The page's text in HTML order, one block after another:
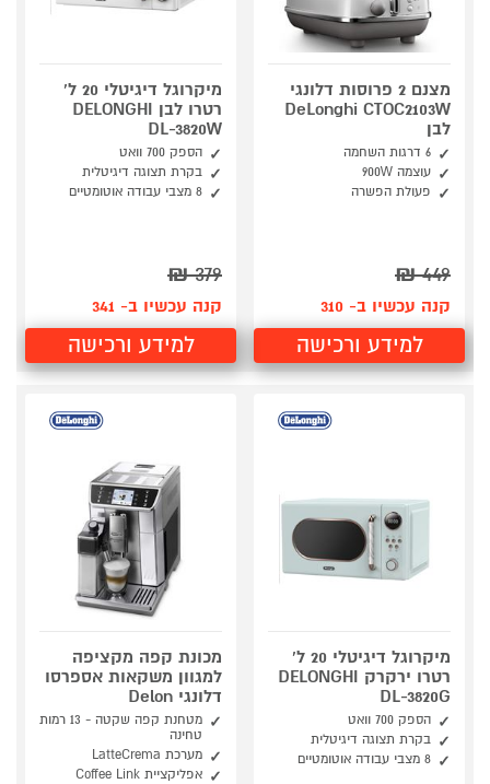
מצנם 2 פרוסות דלונגי
DeLonghi CTOC2103W
לבן
6 דרגות השחמה
עוצמה 900W
פעולת הפשרה
449
₪
קנה עכשיו ב- 310
למידע ורכישה
מיקרוגל דיגיטלי 20 ל'
רטרו לבן DELONGHI
DL-3820W
הספק 700 וואט
בקרת תצוגה דיגיטלית
8 מצבי עבודה אוטומטיים
379
₪
קנה עכשיו ב- 341
למידע ורכישה
מיקרוגל דיגיטלי 20 ל'
רטרו ירקרק DELONGHI
DL-3820G
הספק 700 וואט
בקרת תצוגה דיגיטלית
8 מצבי עבודה אוטומטיים
מכונת קפה מקציפה
למגוון משקאות אספרסו
דלונגי Delon
מטחנת קפה שקטה - 13 רמות
טחינה
מערכת LatteCrema
אפליקציית Coffee Link